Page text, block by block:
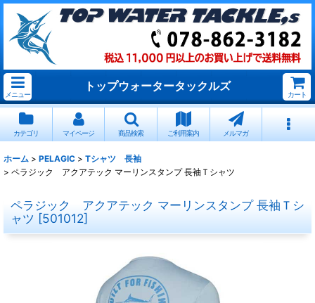
メニュー
トップウォータータックルズ
カート
カテゴリ マイページ 商品検索 ご利用案内 メルマガ
ホーム > PELAGIC > Tシャツ 長袖
> ペラジック アクアテック マーリンスタンプ 長袖Ｔシャツ
ペラジック アクアテック マーリンスタンプ 長袖Ｔシ
ャツ [501012]